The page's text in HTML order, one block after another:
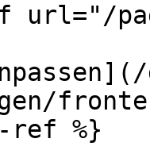
url="/
ref %}